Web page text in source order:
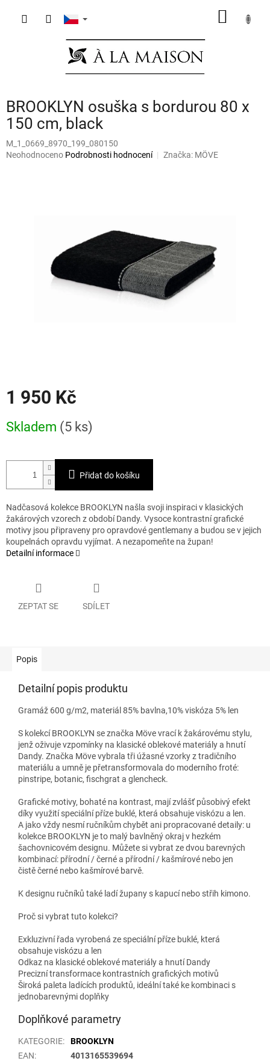
BROOKLYN osuška s bordurou 80 x
150 cm, black
M_1_0669_8970_199_080150
Průměrné
Neohodnoceno Podrobnosti hodnocení Značka: MÖVE
1 950 Kč
cena:
Skladem (5 ks)
Přidat do košíku
Nadčasová kolekce BROOKLYN našla svoji inspiraci v klasických
žakárových vzorech z období Dandy. Vysoce kontrastní grafické
motivy jsou připraveny pro opravdové gentlemany a budou se v jejich
koupelnách opravdu vyjímat. A nezapomeňte na župan!
Detailní informace
ZEPTAT SE SDÍLET
Popis
Detailní popis produktu
Gramáž 600 g/m2, materiál 85% bavlna,10% viskóza 5% len
S kolekcí BROOKLYN se značka Möve vrací k žakárovému stylu,
jenž oživuje vzpomínky na klasické oblekové materiály a hnutí
Dandy. Značka Möve vybrala tři úžasné vzorky z tradičního
materiálu a umně je přetransformovala do moderního froté:
pinstripe, botanic, fischgrat a glencheck.
Grafické motivy, bohaté na kontrast, mají zvlášť působivý efekt
díky využití speciální příze buklé, která obsahuje viskózu a len.
A jako vždy nesmí ručníkům chybět ani propracované detaily: u
kolekce BROOKLYN je to malý bavlněný okraj v hezkém
šachovnicovém designu. Můžete si vybrat ze dvou barevných
kombinací: přírodní / černé a přírodní / kašmírové nebo jen
čistě černé nebo kašmírové barvě.
K designu ručníků také ladí župany s kapucí nebo střih kimono.
Proč si vybrat tuto kolekci?
Exkluzivní řada vyrobená ze speciální příze buklé, která
obsahuje viskózu a len
Odkaz na klasické oblekové materiály a hnutí Dandy
Precizní transformace kontrastních grafických motivů
Široká paleta ladících produktů, ideální také ke kombinaci s
jednobarevnými doplňky
Doplňkové parametry
KATEGORIE:
BROOKLYN
EAN:
4013165539694